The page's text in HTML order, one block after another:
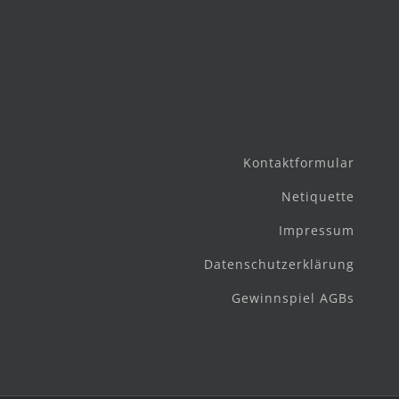
Kontaktformular
Netiquette
Impressum
Datenschutzerklärung
Gewinnspiel AGBs